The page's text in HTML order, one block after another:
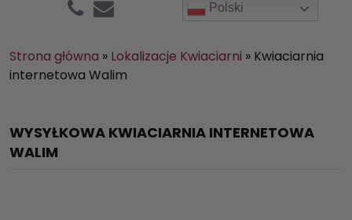
Polski
d
u
k
Strona główna » Lokalizacje Kwiaciarni » Kwiaciarnia
internetowa Walim
WYSYŁKOWA KWIACIARNIA INTERNETOWA
WALIM